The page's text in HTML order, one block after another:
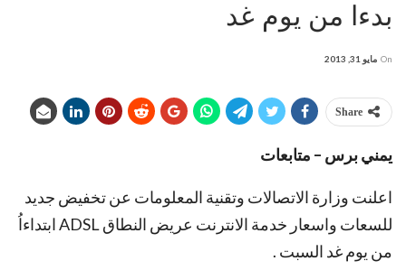
بدءا من يوم غد
On مايو 31, 2013
Share
يمني برس – متابعات
اعلنت وزارة الاتصالات وتقنية المعلومات عن تخفيض جديد
للسعات واسعار خدمة الانترنت عريض النطاق ADSL ابتداءاُ
من يوم غد السبت .